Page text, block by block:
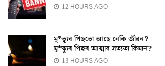
12 HOURS AGO
মৃ*ত্যুৰ পিছতো আছে নেকি জীৱন?
মৃ*ত্যুৰ পিছৰ আত্মাৰ সত্যতা কিমান?
13 HOURS AGO